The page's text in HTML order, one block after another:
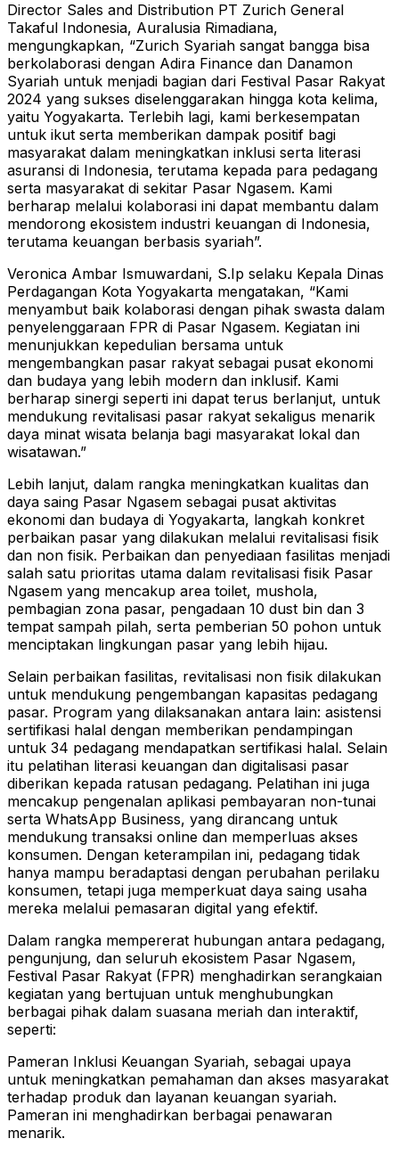
Director Sales and Distribution PT Zurich General
Takaful Indonesia, Auralusia Rimadiana,
mengungkapkan, “Zurich Syariah sangat bangga bisa
berkolaborasi dengan Adira Finance dan Danamon
Syariah untuk menjadi bagian dari Festival Pasar Rakyat
2024 yang sukses diselenggarakan hingga kota kelima,
yaitu Yogyakarta. Terlebih lagi, kami berkesempatan
untuk ikut serta memberikan dampak positif bagi
masyarakat dalam meningkatkan inklusi serta literasi
asuransi di Indonesia, terutama kepada para pedagang
serta masyarakat di sekitar Pasar Ngasem. Kami
berharap melalui kolaborasi ini dapat membantu dalam
mendorong ekosistem industri keuangan di Indonesia,
terutama keuangan berbasis syariah”.
Veronica Ambar Ismuwardani, S.Ip selaku Kepala Dinas
Perdagangan Kota Yogyakarta mengatakan, “Kami
menyambut baik kolaborasi dengan pihak swasta dalam
penyelenggaraan FPR di Pasar Ngasem. Kegiatan ini
menunjukkan kepedulian bersama untuk
mengembangkan pasar rakyat sebagai pusat ekonomi
dan budaya yang lebih modern dan inklusif. Kami
berharap sinergi seperti ini dapat terus berlanjut, untuk
mendukung revitalisasi pasar rakyat sekaligus menarik
daya minat wisata belanja bagi masyarakat lokal dan
wisatawan.”
Lebih lanjut, dalam rangka meningkatkan kualitas dan
daya saing Pasar Ngasem sebagai pusat aktivitas
ekonomi dan budaya di Yogyakarta, langkah konkret
perbaikan pasar yang dilakukan melalui revitalisasi fisik
dan non fisik. Perbaikan dan penyediaan fasilitas menjadi
salah satu prioritas utama dalam revitalisasi fisik Pasar
Ngasem yang mencakup area toilet, mushola,
pembagian zona pasar, pengadaan 10 dust bin dan 3
tempat sampah pilah, serta pemberian 50 pohon untuk
menciptakan lingkungan pasar yang lebih hijau.
Selain perbaikan fasilitas, revitalisasi non fisik dilakukan
untuk mendukung pengembangan kapasitas pedagang
pasar. Program yang dilaksanakan antara lain: asistensi
sertifikasi halal dengan memberikan pendampingan
untuk 34 pedagang mendapatkan sertifikasi halal. Selain
itu pelatihan literasi keuangan dan digitalisasi pasar
diberikan kepada ratusan pedagang. Pelatihan ini juga
mencakup pengenalan aplikasi pembayaran non-tunai
serta WhatsApp Business, yang dirancang untuk
mendukung transaksi online dan memperluas akses
konsumen. Dengan keterampilan ini, pedagang tidak
hanya mampu beradaptasi dengan perubahan perilaku
konsumen, tetapi juga memperkuat daya saing usaha
mereka melalui pemasaran digital yang efektif.
Dalam rangka mempererat hubungan antara pedagang,
pengunjung, dan seluruh ekosistem Pasar Ngasem,
Festival Pasar Rakyat (FPR) menghadirkan serangkaian
kegiatan yang bertujuan untuk menghubungkan
berbagai pihak dalam suasana meriah dan interaktif,
seperti:
Pameran Inklusi Keuangan Syariah, sebagai upaya
untuk meningkatkan pemahaman dan akses masyarakat
terhadap produk dan layanan keuangan syariah.
Pameran ini menghadirkan berbagai penawaran
menarik.